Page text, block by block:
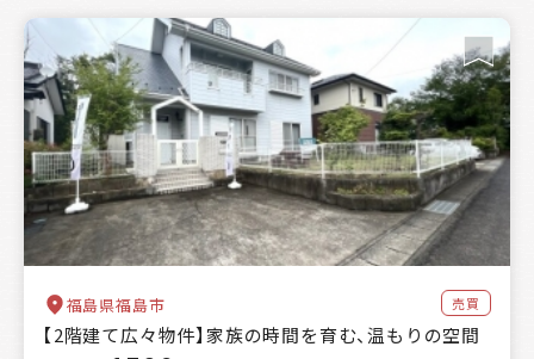
福島県福島市 売買
【2階建て広々物件】家族の時間を育む、温もりの空間